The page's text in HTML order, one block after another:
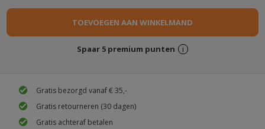
Spaar 5 premium punten i
Gratis bezorgd vanaf € 35,-
Gratis retourneren (30 dagen)
Gratis achteraf betalen